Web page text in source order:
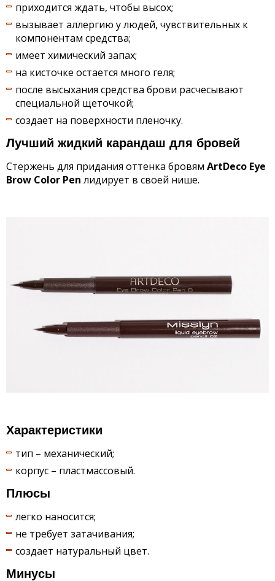
приходится ждать, чтобы высох;
вызывает аллергию у людей, чувствительных к
компонентам средства;
имеет химический запах;
на кисточке остается много геля;
после высыхания средства брови расчесывают
специальной щеточкой;
создает на поверхности пленочку.
Лучший жидкий карандаш для бровей
Стержень для придания оттенка бровям ArtDeco Eye
Brow Color Pen лидирует в своей нише.
Характеристики
тип – механический;
корпус – пластмассовый.
Плюсы
легко наносится;
не требует затачивания;
создает натуральный цвет.
Минусы